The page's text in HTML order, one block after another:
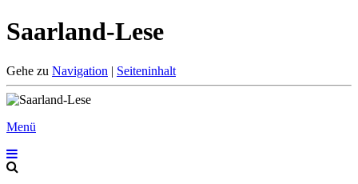
Saarland-Lese
Gehe zu Navigation | Seiteninhalt
Menü